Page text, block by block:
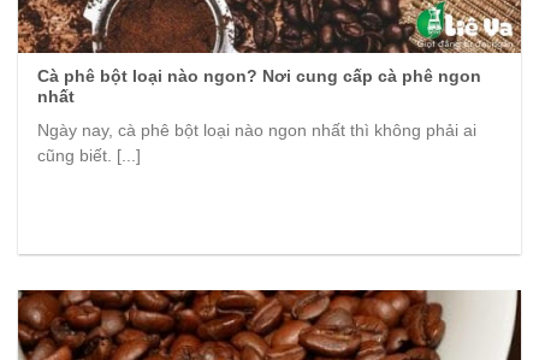
Cà phê bột loại nào ngon? Nơi cung cấp cà phê ngon
nhất
Ngày nay, cà phê bột loại nào ngon nhất thì không phải ai
cũng biết. [...]